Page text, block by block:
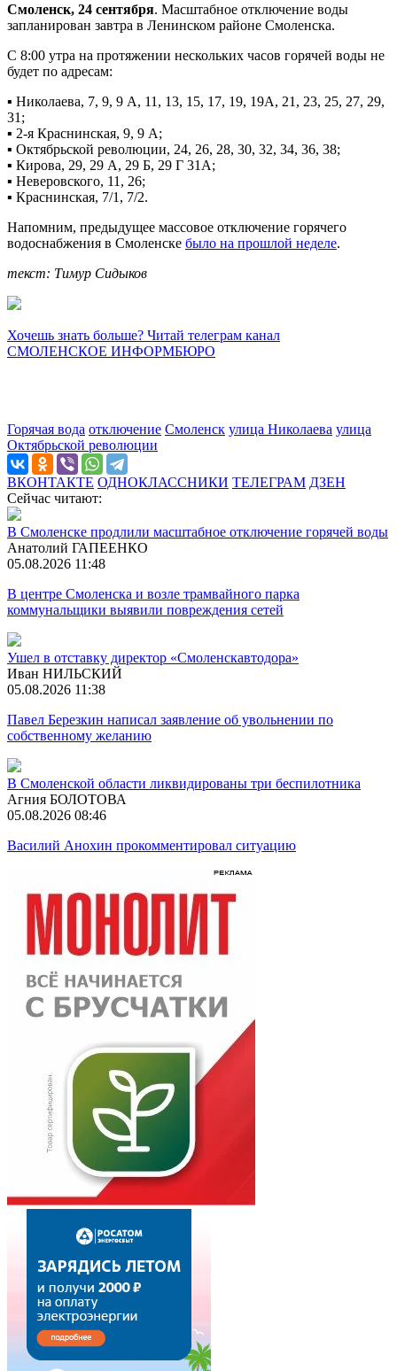
Смоленск, 24 сентября. Масштабное отключение воды
запланирован завтра в Ленинском районе Смоленска.
С 8:00 утра на протяжении нескольких часов горячей воды не
будет по адресам:
▪️ Николаева, 7, 9, 9 А, 11, 13, 15, 17, 19, 19А, 21, 23, 25, 27, 29,
31;
▪️ 2-я Краснинская, 9, 9 А;
▪️ Октябрьской революции, 24, 26, 28, 30, 32, 34, 36, 38;
▪️ Кирова, 29, 29 А, 29 Б, 29 Г 31А;
▪️ Неверовского, 11, 26;
▪️ Краснинская, 7/1, 7/2.
Напомним, предыдущее массовое отключение горячего
водоснабжения в Смоленске было на прошлой неделе.
текст: Тимур Сидыков
Хочешь знать больше? Читай телеграм канал
СМОЛЕНСКОЕ ИНФОРМБЮРО
Горячая вода отключение Смоленск улица Николаева улица
Октябрьской революции
ВКОНТАКТЕ ОДНОКЛАССНИКИ ТЕЛЕГРАМ ДЗЕН
Сейчас читают:
В Смоленске продлили масштабное отключение горячей воды
Анатолий ГАПЕЕНКО
05.08.2026 11:48
В центре Смоленска и возле трамвайного парка
коммунальщики выявили повреждения сетей
Ушел в отставку директор «Смоленскавтодора»
Иван НИЛЬСКИЙ
05.08.2026 11:38
Павел Березкин написал заявление об увольнении по
собственному желанию
В Смоленской области ликвидированы три беспилотника
Агния БОЛОТОВА
05.08.2026 08:46
Василий Анохин прокомментировал ситуацию